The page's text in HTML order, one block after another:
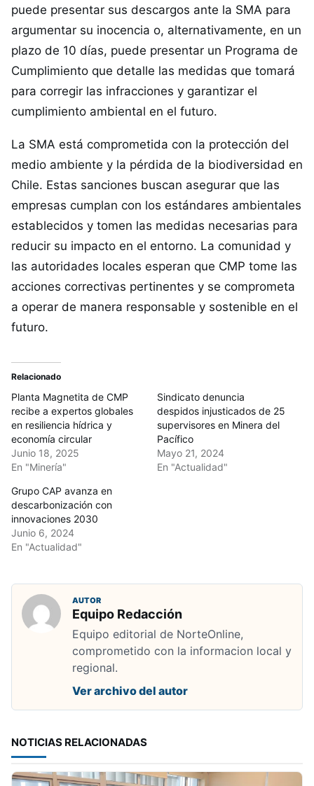
puede presentar sus descargos ante la SMA para
argumentar su inocencia o, alternativamente, en un
plazo de 10 días, puede presentar un Programa de
Cumplimiento que detalle las medidas que tomará
para corregir las infracciones y garantizar el
cumplimiento ambiental en el futuro.
La SMA está comprometida con la protección del
medio ambiente y la pérdida de la biodiversidad en
Chile. Estas sanciones buscan asegurar que las
empresas cumplan con los estándares ambientales
establecidos y tomen las medidas necesarias para
reducir su impacto en el entorno. La comunidad y
las autoridades locales esperan que CMP tome las
acciones correctivas pertinentes y se comprometa
a operar de manera responsable y sostenible en el
futuro.
Relacionado
Planta Magnetita de CMP
recibe a expertos globales
en resiliencia hídrica y
economía circular
Junio 18, 2025
En "Minería"
Sindicato denuncia
despidos injusticados de 25
supervisores en Minera del
Pacífico
Mayo 21, 2024
En "Actualidad"
Grupo CAP avanza en
descarbonización con
innovaciones 2030
Junio 6, 2024
En "Actualidad"
AUTOR
Equipo Redacción
Equipo editorial de NorteOnline,
comprometido con la informacion local y
regional.
Ver archivo del autor
NOTICIAS RELACIONADAS